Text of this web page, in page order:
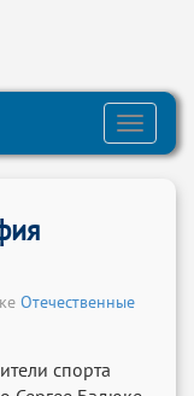
Toggle
Отечественные
спорта